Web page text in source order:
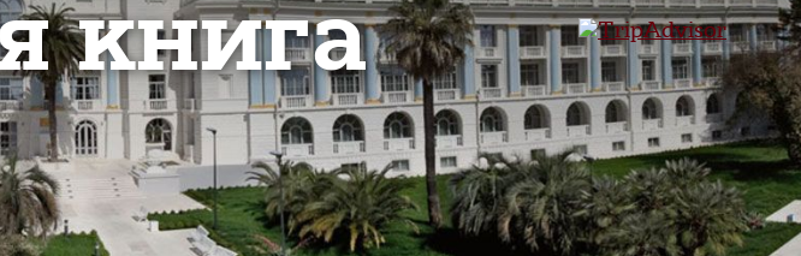
книга